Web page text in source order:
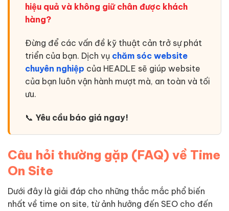
hiệu quả và không giữ chân được khách
hàng?
Đừng để các vấn đề kỹ thuật cản trở sự phát
triển của bạn. Dịch vụ chăm sóc website
chuyên nghiệp của HEADLE sẽ giúp website
của bạn luôn vận hành mượt mà, an toàn và tối
ưu.
📞 Yêu cầu báo giá ngay!
Câu hỏi thường gặp (FAQ) về Time
On Site
Dưới đây là giải đáp cho những thắc mắc phổ biến
nhất về time on site, từ ảnh hưởng đến SEO cho đến